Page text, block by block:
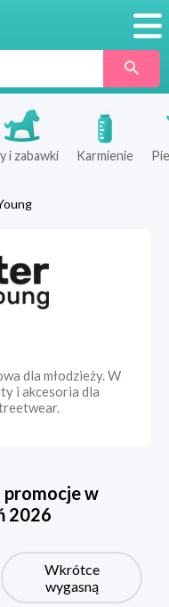
i zabawki Karmienie
dla młodzieży. W
i akcesoria dla
promocje w
2026
Wkrótce
wygasną